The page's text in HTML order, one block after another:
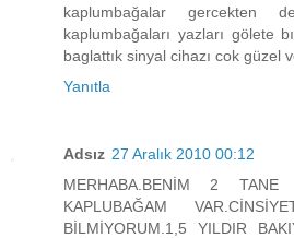
kaplumbağalar gercekten
kaplumbağaları yazları gölete
baglattık sinyal cihazı cok güzel
Yanıtla
Adsız 27 Aralık 2010 00:12
MERHABA.BENİM 2
KAPLUBAĞAM
BİLMİYORUM.1,5 YILDIR